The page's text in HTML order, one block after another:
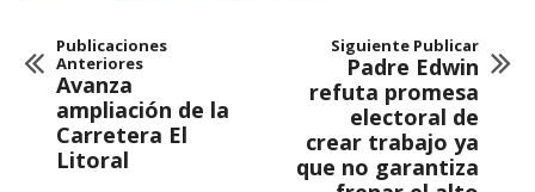
Publicaciones
Anteriores
Avanza
ampliación de la
Carretera El
Litoral
Siguiente Publicar
Padre Edwin
refuta promesa
electoral de
crear trabajo ya
que no garantiza